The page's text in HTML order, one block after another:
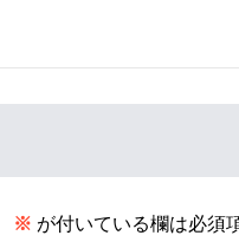
※ が付いている欄は必須